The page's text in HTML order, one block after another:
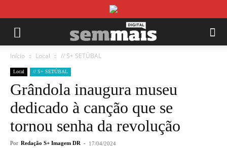
Início Local // S+ SETÚBAL
Local // S+ SETÚBAL
Grândola inaugura museu
dedicado à canção que se
tornou senha da revolução
Por Redação S+ Imagem DR - 17/04/2024